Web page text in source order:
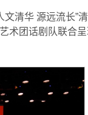
清华 源远流长”
术团话剧队联合